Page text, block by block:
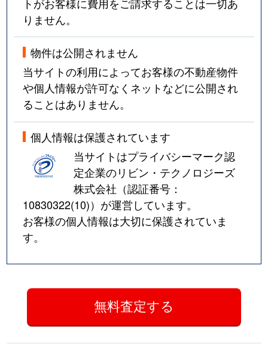
りません。
物件は公開されません
当サイトの利用によってお客様の不動産物件
や個人情報が許可なくネットなどに公開され
ることはありません。
個人情報は保護されています
当サイトはプライバシーマーク認
定企業のリビン・テクノロジーズ
株式会社（認証番号：
10830322(10)）が運営しています。
お客様の個人情報は大切に保護されていま
す。